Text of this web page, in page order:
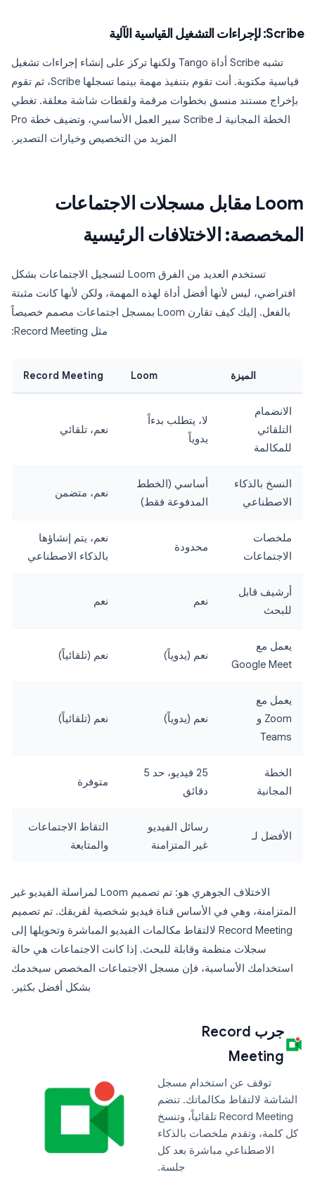
Scribe: لإجراءات التشغيل القياسية الآلية
تشبه Scribe أداة Tango ولكنها تركز على إنشاء إجراءات تشغيل
قياسية مكتوبة. أنت تقوم بتنفيذ مهمة بينما تسجلها Scribe، ثم تقوم
بإخراج مستند منسق بخطوات مرقمة ولقطات شاشة معلقة. تغطي
الخطة المجانية لـ Scribe سير العمل الأساسي، وتضيف خطة Pro
المزيد من التخصيص وخيارات التصدير.
Loom مقابل مسجلات الاجتماعات
المخصصة: الاختلافات الرئيسية
تستخدم العديد من الفرق Loom لتسجيل الاجتماعات بشكل
افتراضي، ليس لأنها أفضل أداة لهذه المهمة، ولكن لأنها كانت مثبتة
بالفعل. إليك كيف تقارن Loom بمسجل اجتماعات مصمم خصيصاً
مثل Record Meeting:
الميزة Loom
Record Meeting
الانضمام
التلقائي
للمكالمة
لا، يتطلب بدءاً
يدوياً
نعم، تلقائي
النسخ بالذكاء
الاصطناعي
أساسي (الخطط
المدفوعة فقط)
نعم، متضمن
ملخصات
الاجتماعات
محدودة
نعم، يتم إنشاؤها
بالذكاء الاصطناعي
أرشيف قابل
للبحث
نعم نعم
يعمل مع
Google Meet
نعم (يدوياً) نعم (تلقائياً)
يعمل مع
Zoom و
Teams
نعم (يدوياً) نعم (تلقائياً)
الخطة
المجانية
25 فيديو، حد 5
دقائق
متوفرة
الأفضل لـ
رسائل الفيديو
غير المتزامنة
التقاط الاجتماعات
والمتابعة
الاختلاف الجوهري هو: تم تصميم Loom لمراسلة الفيديو غير
المتزامنة، وهي في الأساس قناة فيديو شخصية لفريقك. تم تصميم
Record Meeting لالتقاط مكالمات الفيديو المباشرة وتحويلها إلى
سجلات منظمة وقابلة للبحث. إذا كانت الاجتماعات هي حالة
استخدامك الأساسية، فإن مسجل الاجتماعات المخصص سيخدمك
بشكل أفضل بكثير.
جرب Record
Meeting
توقف عن استخدام مسجل
الشاشة لالتقاط مكالماتك. تنضم
Record Meeting تلقائياً، وتنسخ
كل كلمة، وتقدم ملخصات بالذكاء
الاصطناعي مباشرة بعد كل
جلسة.